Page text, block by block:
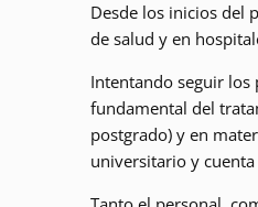
Desde los inicios del
de salud y en
Intentando seguir los
fundamental del
postgrado) y en
universitario y